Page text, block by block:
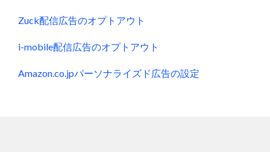
Zuck配信広告のオプトアウト
i-mobile配信広告のオプトアウト
Amazon.co.jpパーソナライズド広告の設定